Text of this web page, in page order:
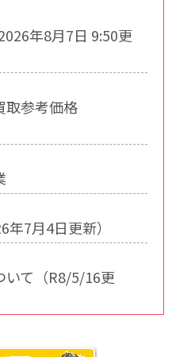
年8月7日 9:50更
取参考価格
7月4日更新）
いて（R8/5/16更